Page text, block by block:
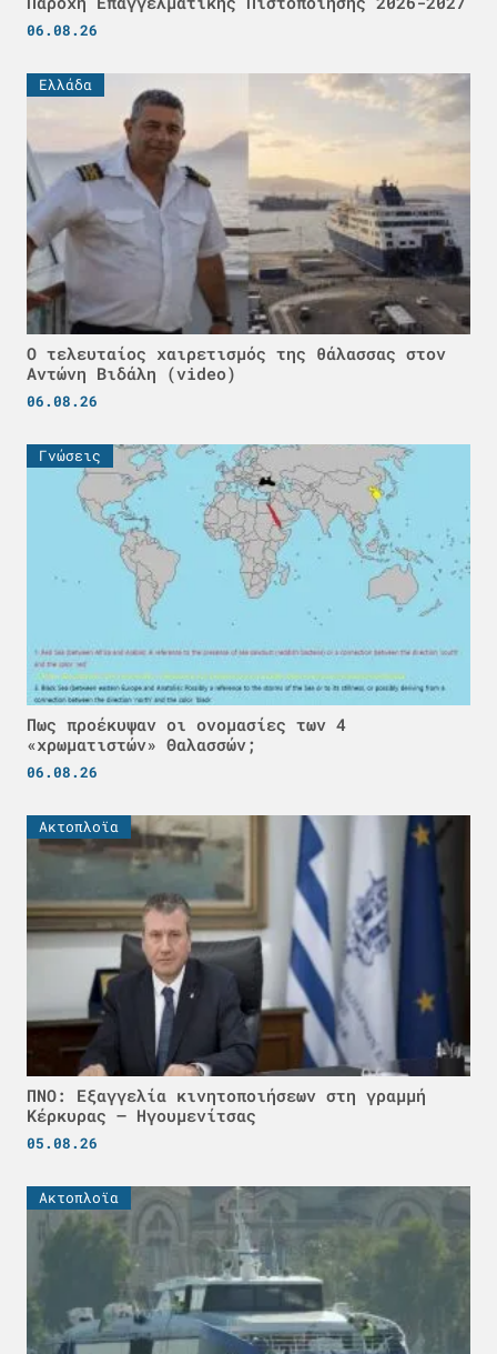
06.08.26
Ελλάδα
Ο τελευταίος χαιρετισμός της θάλασσας στον
Αντώνη Βιδάλη (video)
06.08.26
Γνώσεις
Πως προέκυψαν οι ονομασίες των 4
«χρωματιστών» Θαλασσών;
06.08.26
Ακτοπλοϊα
ΠΝΟ: Εξαγγελία κινητοποιήσεων στη γραμμή
Κέρκυρας – Ηγουμενίτσας
05.08.26
Ακτοπλοϊα